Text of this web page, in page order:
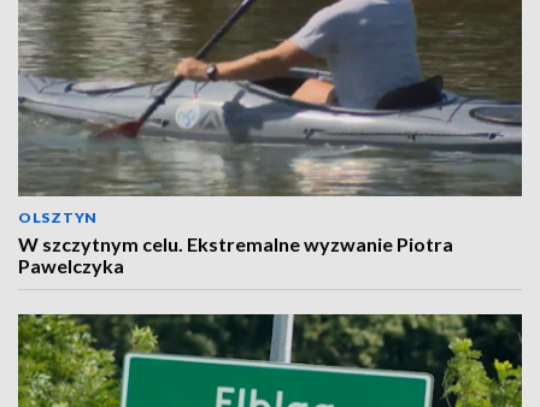
OLSZTYN
W szczytnym celu. Ekstremalne wyzwanie Piotra
Pawelczyka